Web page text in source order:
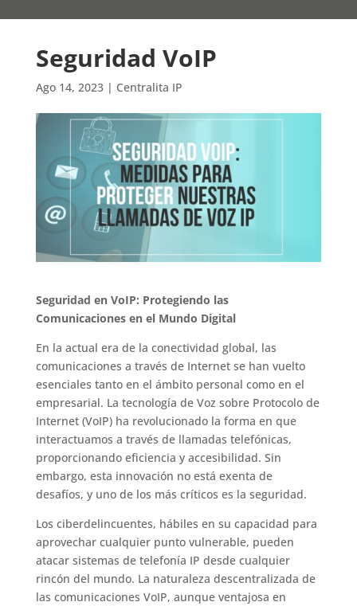
Seguridad VoIP
Ago 14, 2023| Centralita IP
Seguridad en VoIP: Protegiendo las
Comunicaciones en el Mundo Digital
En la actual era de la conectividad global, las
comunicaciones a través de Internet se han vuelto
esenciales tanto en el ámbito personal como en el
empresarial. La tecnología de Voz sobre Protocolo de
Internet (VoIP) ha revolucionado la forma en que
interactuamos a través de llamadas telefónicas,
proporcionando eficiencia y accesibilidad. Sin
embargo, esta innovación no está exenta de
desafíos, y uno de los más críticos es la seguridad.
Los ciberdelincuentes, hábiles en su capacidad para
aprovechar cualquier punto vulnerable, pueden
atacar sistemas de telefonía IP desde cualquier
rincón del mundo. La naturaleza descentralizada de
las comunicaciones VoIP, aunque ventajosa en